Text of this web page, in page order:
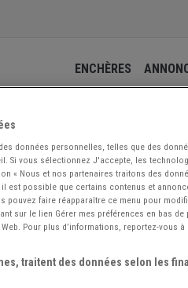
ENCHÈRES
11
94100
collectionneurs automobiles et
données personnelles, telles que des
Si vous sélectionnez J'accepte, les
« Nous et nos partenaires traitons des
est possible que certains contenus et
pouvez faire réapparaître ce menu pour
sur le lien Gérer mes préférences en bas de
Pour plus d’informations, reportez-vous
traitent des données selon les